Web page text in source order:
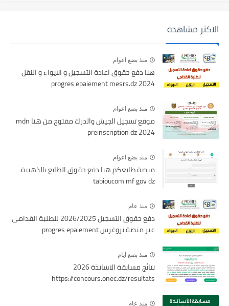
الاكثر مشاهدة
منذ بضع اعوام
هنا دفع حقوق اعادة التسجيل و الايواء و النقل
2024 progres epaiement mesrs.dz
منذ بضع اعوام
موقع تسجيل الجيش والدرك مفتوح من هنا mdn
preinscription dz 2024
منذ بضع اعوام
منصة طابعكم هنا دفع حقوق الطابع بالذهبية
tabioucom mf gov dz
منذ عام
دفع حقوق التسجيل 2026/2025 للطلبة القدامى
عبر منصة بروغرس progres epaiement
منذ بضع ايام
نتائج مسابقة الاساتذة 2026
https://concours.onec.dz/resultats
منذ عام